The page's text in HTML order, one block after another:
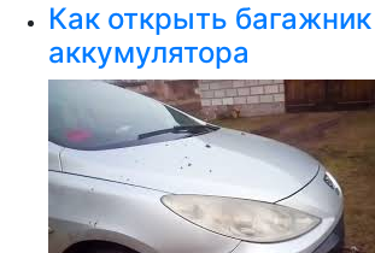
Как открыть
аккумулятора